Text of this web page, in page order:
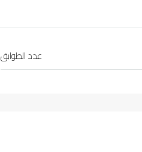
عدد الطوابق